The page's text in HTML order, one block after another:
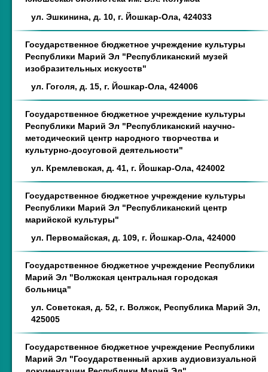
ул. Эшкинина, д. 10, г. Йошкар-Ола, 424033
Государственное бюджетное учреждение культуры
Республики Марий Эл "Республиканский музей
изобразительных искусств"
ул. Гоголя, д. 15, г. Йошкар-Ола, 424006
Государственное бюджетное учреждение культуры
Республики Марий Эл "Республиканский научно-
методический центр народного творчества и
культурно-досуговой деятельности"
ул. Кремлевская, д. 41, г. Йошкар-Ола, 424002
Государственное бюджетное учреждение культуры
Республики Марий Эл "Республиканский центр
марийской культуры"
ул. Первомайская, д. 109, г. Йошкар-Ола, 424000
Государственное бюджетное учреждение Республики
Марий Эл "Волжская центральная городская
больница"
ул. Советская, д. 52, г. Волжск, Республика Марий Эл,
425005
Государственное бюджетное учреждение Республики
Марий Эл "Государственный архив аудиовизуальной